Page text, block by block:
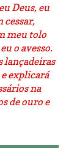
Deus, eu
cessar,
meu tolo
o avesso.
lançadeiras
explicará
na
de ouro e